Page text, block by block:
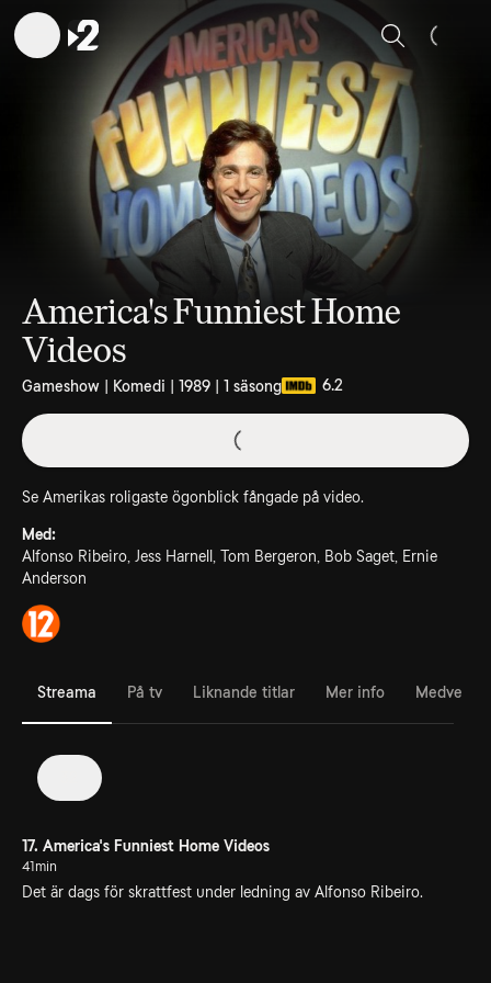
Sök
America's Funniest Home
Videos
Gameshow | Komedi | 1989 | 1 säsong 6.2
Se Amerikas roligaste ögonblick fångade på video.
Med:
Alfonso Ribeiro, Jess Harnell, Tom Bergeron, Bob Saget, Ernie
Anderson
Streama På tv Liknande titlar Mer info
17. America's Funniest Home Videos
41min
Det är dags för skrattfest under ledning av Alfonso Ribeiro.